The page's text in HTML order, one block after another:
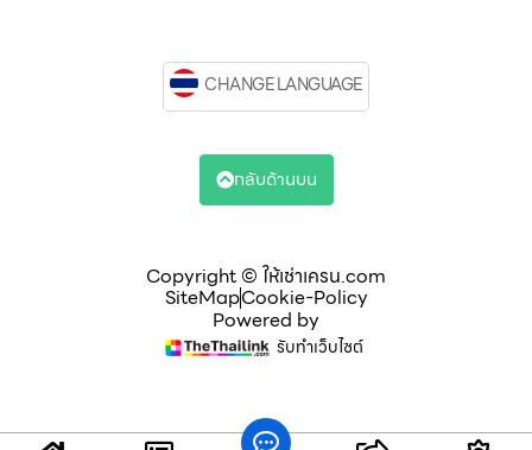
Copyright © ให้เช่าเครน.com
SiteMapCookie-Policy
Powered by
รับทำเว็บไซต์
CHANGE LANGUAGE
กลับด้านบน